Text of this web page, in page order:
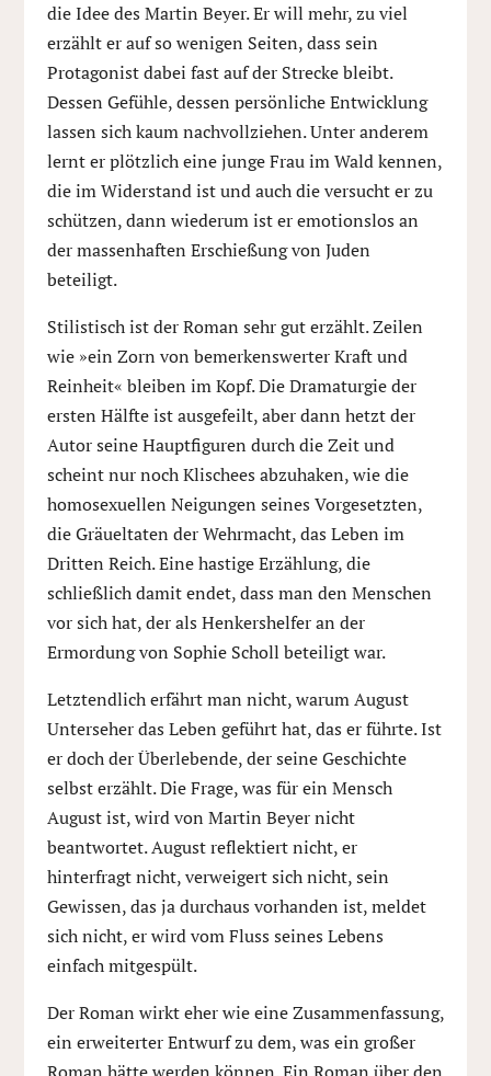
die Idee des Martin Beyer. Er will mehr, zu viel
erzählt er auf so wenigen Seiten, dass sein
Protagonist dabei fast auf der Strecke bleibt.
Dessen Gefühle, dessen persönliche Entwicklung
lassen sich kaum nachvollziehen. Unter anderem
lernt er plötzlich eine junge Frau im Wald kennen,
die im Widerstand ist und auch die versucht er zu
schützen, dann wiederum ist er emotionslos an
der massenhaften Erschießung von Juden
beteiligt.
Stilistisch ist der Roman sehr gut erzählt. Zeilen
wie »ein Zorn von bemerkenswerter Kraft und
Reinheit« bleiben im Kopf. Die Dramaturgie der
ersten Hälfte ist ausgefeilt, aber dann hetzt der
Autor seine Hauptfiguren durch die Zeit und
scheint nur noch Klischees abzuhaken, wie die
homosexuellen Neigungen seines Vorgesetzten,
die Gräueltaten der Wehrmacht, das Leben im
Dritten Reich. Eine hastige Erzählung, die
schließlich damit endet, dass man den Menschen
vor sich hat, der als Henkershelfer an der
Ermordung von Sophie Scholl beteiligt war.
Letztendlich erfährt man nicht, warum August
Unterseher das Leben geführt hat, das er führte. Ist
er doch der Überlebende, der seine Geschichte
selbst erzählt. Die Frage, was für ein Mensch
August ist, wird von Martin Beyer nicht
beantwortet. August reflektiert nicht, er
hinterfragt nicht, verweigert sich nicht, sein
Gewissen, das ja durchaus vorhanden ist, meldet
sich nicht, er wird vom Fluss seines Lebens
einfach mitgespült.
Der Roman wirkt eher wie eine Zusammenfassung,
ein erweiterter Entwurf zu dem, was ein großer